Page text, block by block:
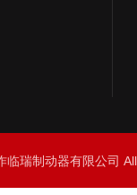
临瑞制动器有限公